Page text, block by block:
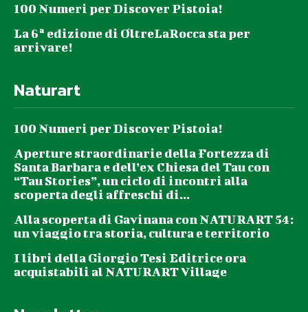
100 Numeri per Discover Pistoia!
La 6ª edizione di OltreLaRocca sta per
arrivare!
Naturart
100 Numeri per Discover Pistoia!
Aperture straordinarie della Fortezza di
Santa Barbara e dell’ex Chiesa del Tau con
“Tau Stories”, un ciclo di incontri alla
scoperta degli affreschi di...
Alla scoperta di Gavinana con NATURART 54:
un viaggio tra storia, cultura e territorio
I libri della Giorgio Tesi Editrice ora
acquistabili al NATURART Village